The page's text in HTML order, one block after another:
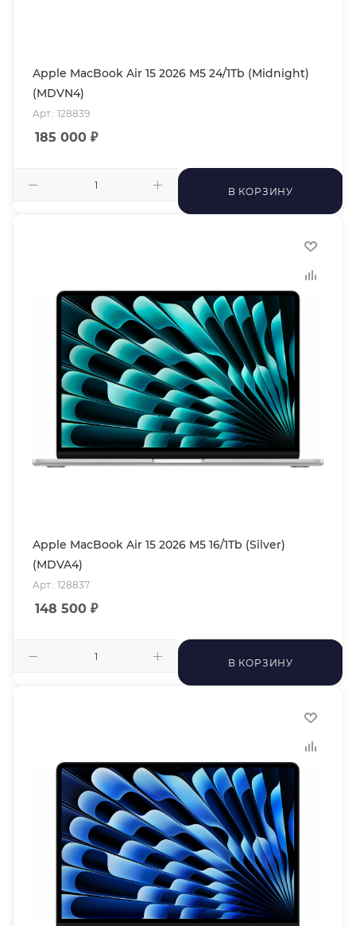
Apple MacBook Air 15 2026 M5 24/1Tb (Midnight)
(MDVN4)
Арт.: 128839
185 000 ₽
В КОРЗИНУ
Apple MacBook Air 15 2026 M5 16/1Tb (Silver)
(MDVA4)
Арт.: 128837
148 500 ₽
В КОРЗИНУ